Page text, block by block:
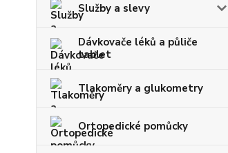
Služby a slevy
Dávkovače léků a půliče
tablet
Tlakoměry a glukometry
Ortopedické pomůcky